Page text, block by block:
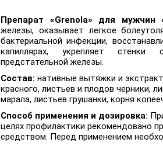
Препарат «Grenola» для мужчин
железы, оказывает легкое
бактериальной инфекции,
капиллярах, укрепляет стенки
предстательной железы.
Состав: нативные вытяжки и
красного, листьев и плодов черники,
марала, листьев грушанки, корня
Способ применения и дозировка:
целях профилактики рекомендовано
средством. Перед применением